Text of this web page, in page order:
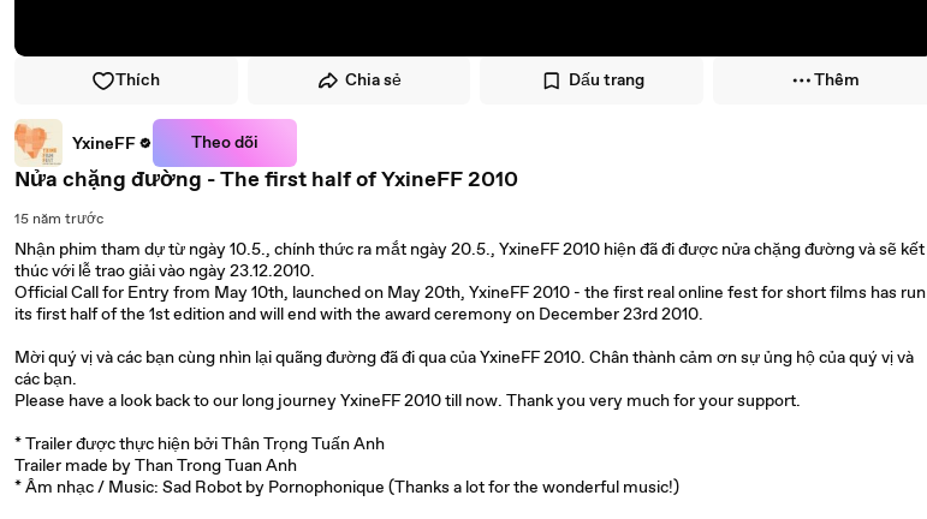
Thích Chia sẻ Dấu trang Thêm
YxineFF Theo dõi
Nửa chặng đường - The first half of YxineFF 2010
15 năm trước
Nhận phim tham dự từ ngày 10.5., chính thức ra mắt ngày 20.5., YxineFF 2010 hiện đã đi được nửa chặng đường và sẽ kết
thúc với lễ trao giải vào ngày 23.12.2010.
Official Call for Entry from May 10th, launched on May 20th, YxineFF 2010 - the first real online fest for short films has run
its first half of the 1st edition and will end with the award ceremony on December 23rd 2010.
Mời quý vị và các bạn cùng nhìn lại quãng đường đã đi qua của YxineFF 2010. Chân thành cảm ơn sự ủng hộ của quý vị và
các bạn.
Please have a look back to our long journey YxineFF 2010 till now. Thank you very much for your support.
* Trailer được thực hiện bởi Thân Trọng Tuấn Anh
Trailer made by Than Trong Tuan Anh
* Âm nhạc / Music: Sad Robot by Pornophonique (Thanks a lot for the wonderful music!)